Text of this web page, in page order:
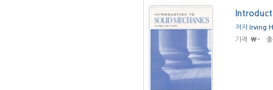
저자 Irving
가격 ₩-